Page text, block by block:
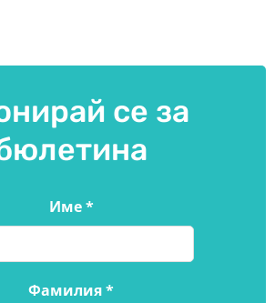
се за
Име*
Фамилия*